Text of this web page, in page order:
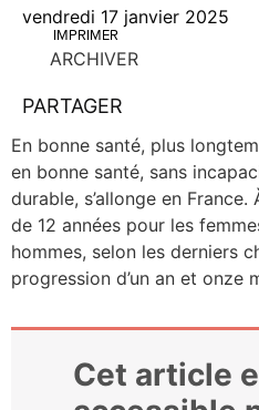
vendredi 17 janvier 2025
IMPRIMER
ARCHIVER
PARTAGER
En bonne san­té, plus
en bonne san­té, sans
durable, s’allonge en France.
de 12 années pour les
hommes, selon les der­niers
pro­gres­sion d’un an et onze
Cet article